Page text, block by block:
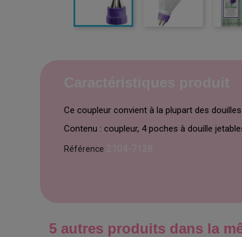
Ce coupleur convient à la plupart des
Contenu : coupleur, 4 poches à douille
Référence
5 autres produits dans la